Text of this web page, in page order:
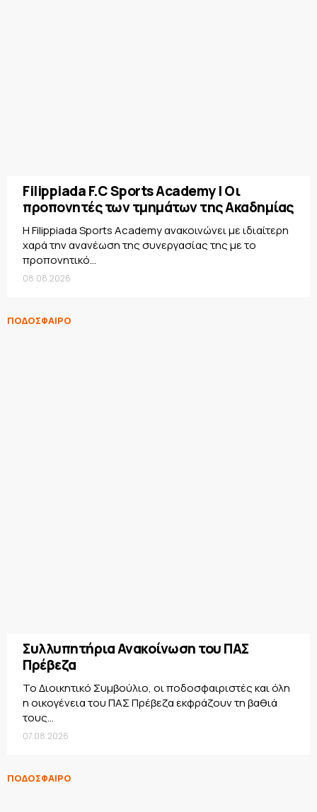
Filippiada F.C Sports Academy | Οι
προπονητές των τμημάτων της Ακαδημίας
Η Filippiada Sports Academy ανακοινώνει με ιδιαίτερη
χαρά την ανανέωση της συνεργασίας της με το
προπονητικό...
08.08.2026
ΠΟΔΟΣΦΑΙΡΟ
Συλλυπητήρια Ανακοίνωση του ΠΑΣ
Πρέβεζα
Το Διοικητικό Συμβούλιο, οι ποδοσφαιριστές και όλη
η οικογένεια του ΠΑΣ Πρέβεζα εκφράζουν τη βαθιά
τους...
07.08.2026
ΠΟΔΟΣΦΑΙΡΟ